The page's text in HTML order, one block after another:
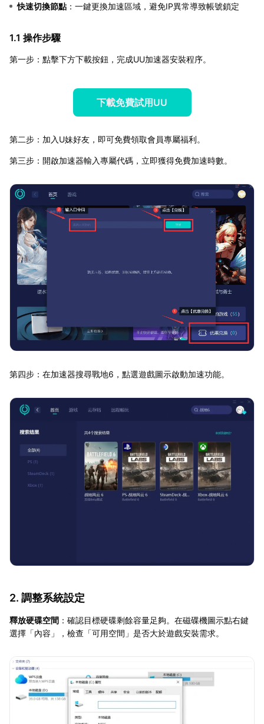
快速切換節點：一鍵更換加速區域，避免IP異常導致帳號鎖定
1.1 操作步驟
第一步：點擊下方下載按鈕，完成UU加速器安裝程序。
下載免費試用UU
第二步：加入U妹好友，即可免費領取會員專屬福利。
第三步：開啟加速器輸入專屬代碼，立即獲得免費加速時數。
第四步：在加速器搜尋戰地6，點選遊戲圖示啟動加速功能。
2. 調整系統設定
釋放硬碟空間 ：確認目標硬碟剩餘容量足夠。在磁碟機圖示點右鍵
選擇「內容」，檢查「可用空間」是否大於遊戲安裝需求。